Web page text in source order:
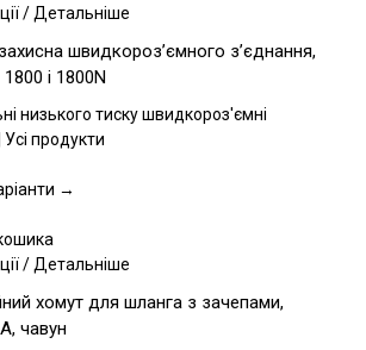
Цей
має
кілька
варіантів.
Параметри
вибрати
сторінці
товару
/Детальніше
швидкороз’ємного з’єднання,
1800 і 1800N
низького тиску швидкороз'ємні
продукти
→
Цей
має
кілька
/Детальніше
хомут для шланга з зачепами,
чавун